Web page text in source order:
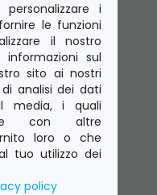
i
le funzioni
il nostro
sul
sito ai nostri
analisi dei dati
media, i quali
con altre
loro o che
tuo utilizzo dei
policy